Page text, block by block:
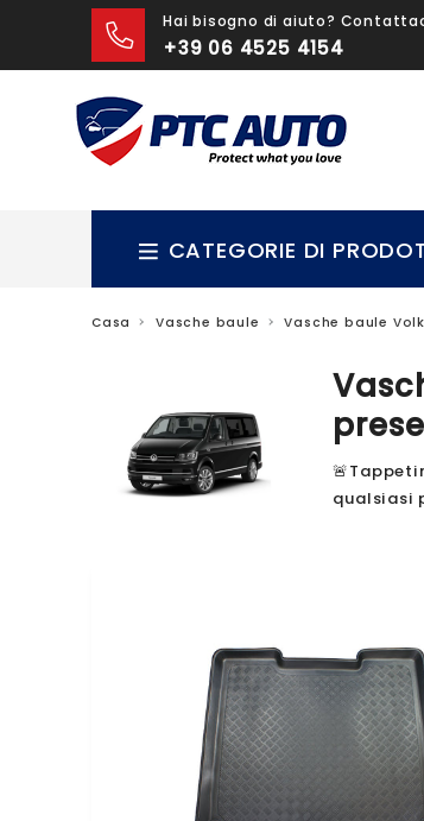
Hai bisogno di aiuto?
+39 06 4525 4154
CATEGORIE DI
Casa Vasche baule Vasche baule
qualsiasi